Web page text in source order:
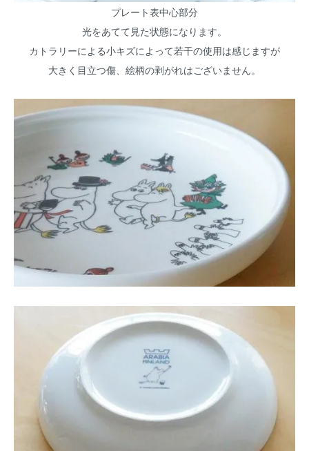
プレート表中心部分
光をあてて見た状態になります。
カトラリーによる小キズによって若干の使用は感じますが
大きく目立つ傷、絵柄の剥がれはございません。